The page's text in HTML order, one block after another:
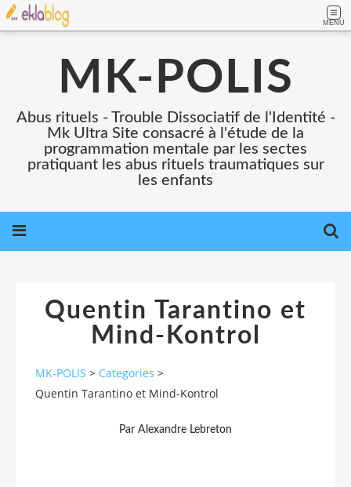
MENU
MK-POLIS
Abus rituels - Trouble Dissociatif de l'Identité -
Mk Ultra Site consacré à l'étude de la
programmation mentale par les sectes
pratiquant les abus rituels traumatiques sur
les enfants
Quentin Tarantino et
Mind-Kontrol
MK-POLIS > Categories >
Quentin Tarantino et Mind-Kontrol
Par Alexandre Lebreton